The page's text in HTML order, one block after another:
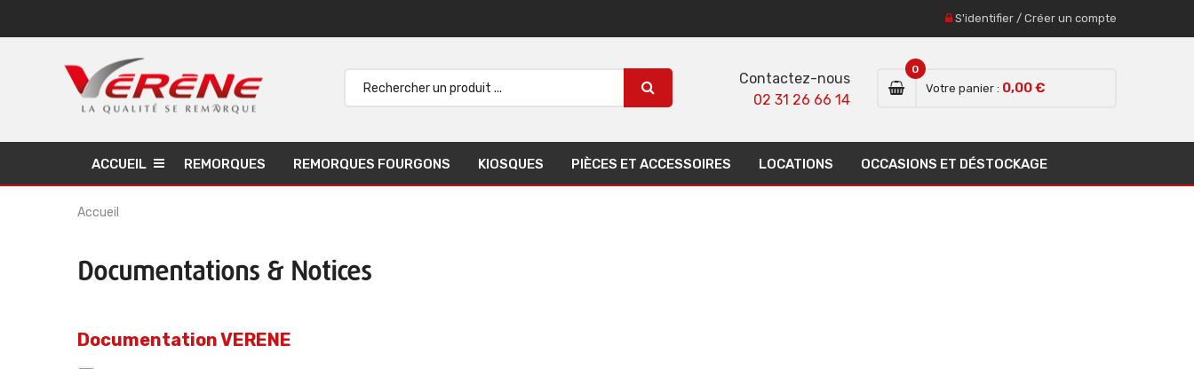
S'identifier / Créer un compte
Contactez-nous
02 31 26 66 14
Votre panier :
0
0,00 €
ACCUEIL REMORQUES REMORQUES FOURGONS KIOSQUES PIÈCES ET ACCESSOIRES LOCATIONS OCCASIONS ET DÉSTOCKAGE
Accueil
Documentations & Notices
Documentation VERENE